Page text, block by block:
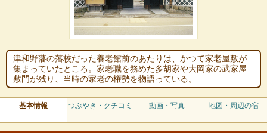
津和野藩の藩校だった養老館前のあたりは、かつて家老屋敷が
集まっていたところ。家老職を務めた多胡家や大岡家の武家屋
敷門が残り、当時の家老の権勢を物語っている。
基本情報 つぶやき・クチコミ 動画・写真 地図・周辺の宿